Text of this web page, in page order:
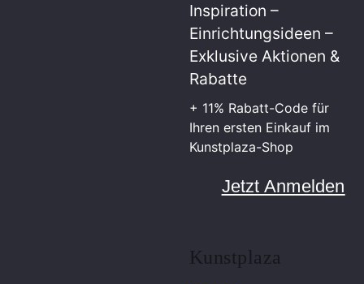
Inspiration –
Einrichtungsideen –
Exklusive Aktionen &
Rabatte
+ 11% Rabatt-Code für
Ihren ersten Einkauf im
Kunstplaza-Shop
Jetzt Anmelden
Kunstplaza